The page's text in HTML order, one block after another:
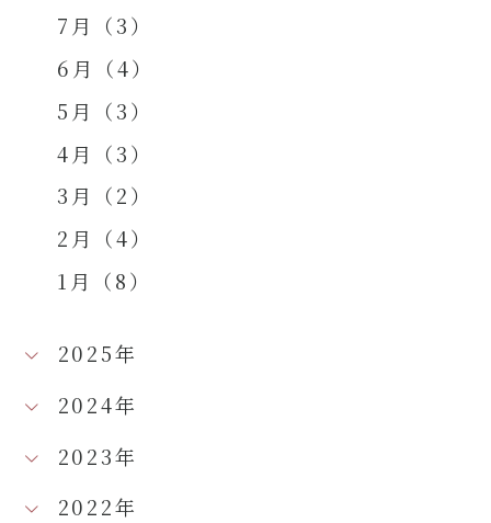
7月（3）
6月（4）
5月（3）
4月（3）
3月（2）
2月（4）
1月（8）
2025年
2024年
2023年
2022年